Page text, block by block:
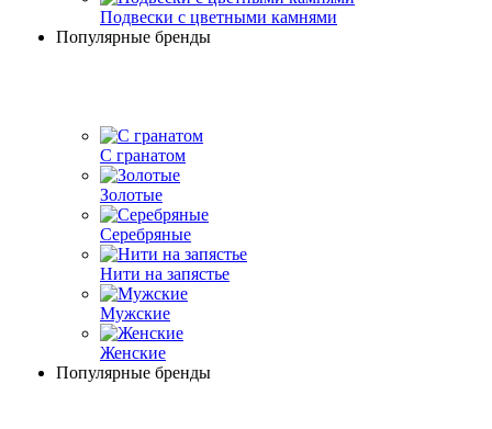
Подвески с цветными камнями
Популярные бренды
С гранатом
Золотые
Серебряные
Нити на запястье
Мужские
Женские
Популярные бренды